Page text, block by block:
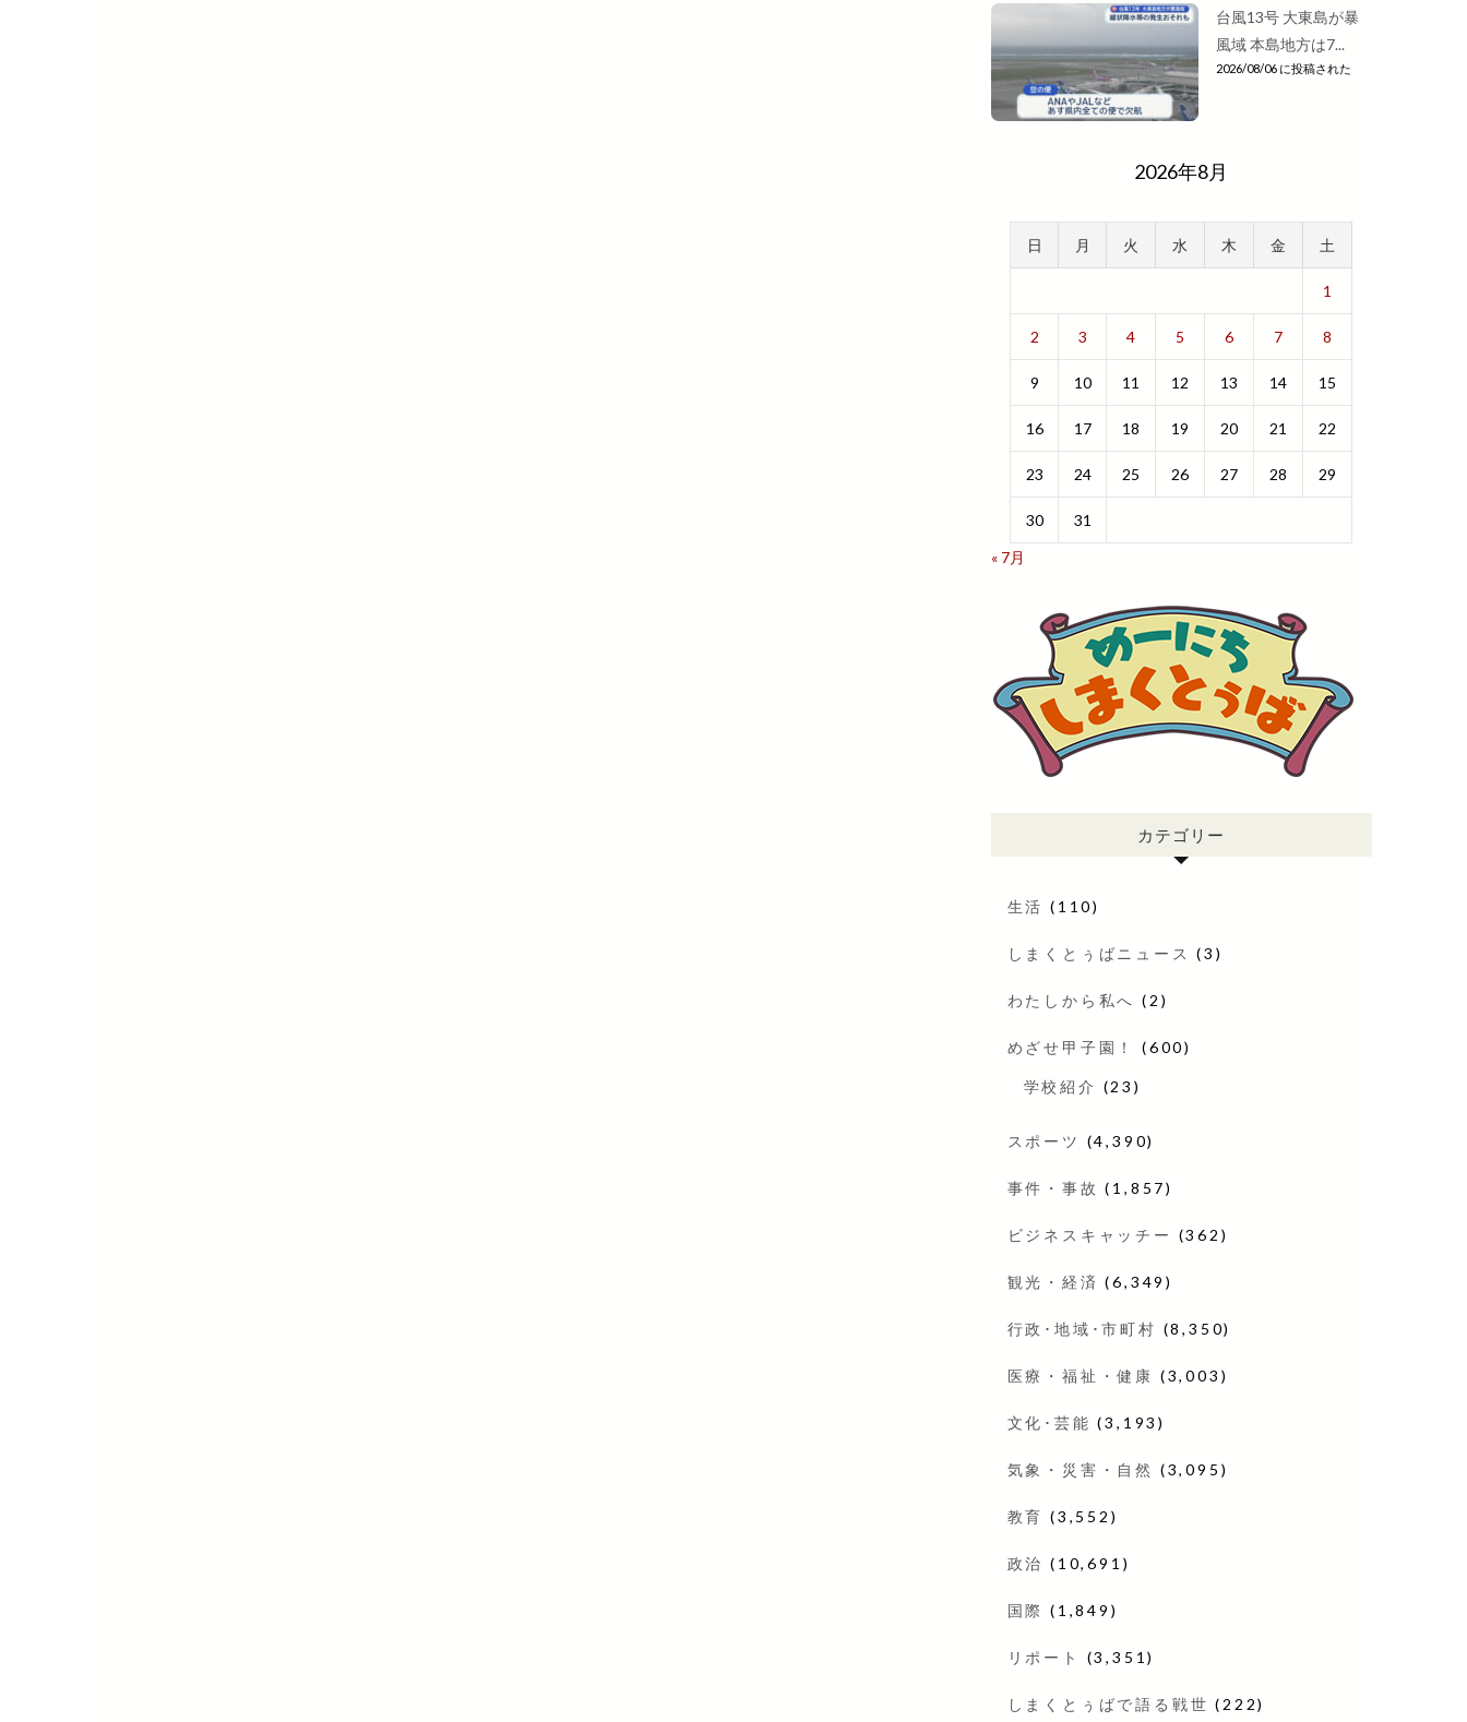
台風13号 大東島が暴
風域 本島地方は7...
2026/08/06 に投稿された
2026年8月
日 月 火 水 木 金 土
1
2 3 4 5 6 7 8
9 10 11 12 13 14 15
16 17 18 19 20 21 22
23 24 25 26 27 28 29
30
31
« 7月
カテゴリー
生活 (110)
しまくとぅばニュース (3)
わたしから私へ (2)
めざせ甲子園！ (600)
学校紹介 (23)
スポーツ (4,390)
事件・事故 (1,857)
ビジネスキャッチー (362)
観光・経済 (6,349)
行政･地域･市町村 (8,350)
医療・福祉・健康 (3,003)
文化･芸能 (3,193)
気象・災害・自然 (3,095)
教育 (3,552)
政治 (10,691)
国際 (1,849)
リポート (3,351)
しまくとぅばで語る戦世 (222)